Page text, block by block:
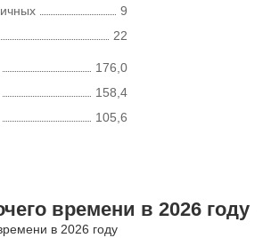
9
22
176,0
158,4
105,6
времени в 2026 году
в 2026 году